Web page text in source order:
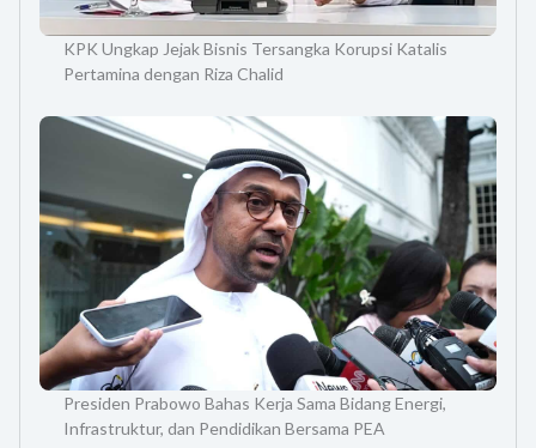
KPK Ungkap Jejak Bisnis Tersangka Korupsi Katalis
Pertamina dengan Riza Chalid
Presiden Prabowo Bahas Kerja Sama Bidang Energi,
Infrastruktur, dan Pendidikan Bersama PEA